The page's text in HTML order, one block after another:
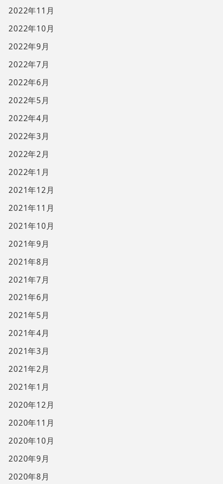
2022年11月
2022年10月
2022年9月
2022年7月
2022年6月
2022年5月
2022年4月
2022年3月
2022年2月
2022年1月
2021年12月
2021年11月
2021年10月
2021年9月
2021年8月
2021年7月
2021年6月
2021年5月
2021年4月
2021年3月
2021年2月
2021年1月
2020年12月
2020年11月
2020年10月
2020年9月
2020年8月